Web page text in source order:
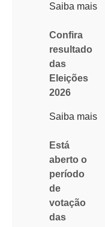
Saiba mais
Confira
resultado
das
Eleições
2026
Saiba mais
Está
aberto o
período
de
votação
das